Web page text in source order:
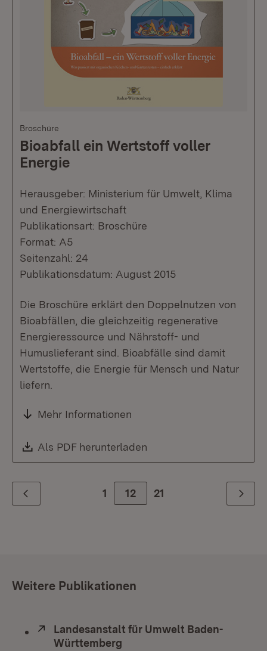
Broschüre
Bioabfall ein Wertstoff voller
Energie
Herausgeber: Ministerium für Umwelt, Klima
und Energiewirtschaft
Publikationsart: Broschüre
Format: A5
Seitenzahl: 24
Publikationsdatum: August 2015
Die Broschüre erklärt den Doppelnutzen von
Bioabfällen, die gleichzeitig regenerative
Energieressource und Nährstoff- und
Humuslieferant sind. Bioabfälle sind damit
Wertstoffe, die Energie für Mensch und Natur
liefern.
Mehr Informationen
Download:
Als PDF herunterladen
Zurück 1 Zur Seite
12 21 Weiter
Weitere Publikationen
Extern:
Landesanstalt für Umwelt Baden-
Württemberg